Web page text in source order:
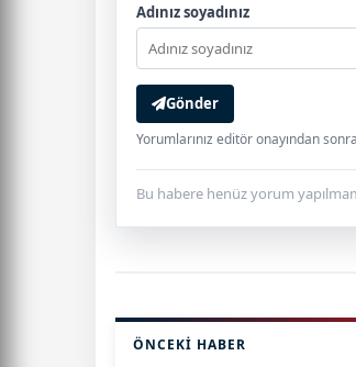
Adınız soyadınız
Gönder
Yorumlarınız editör onayından sonra
Bu habere henüz yorum
ÖNCEKI HABER